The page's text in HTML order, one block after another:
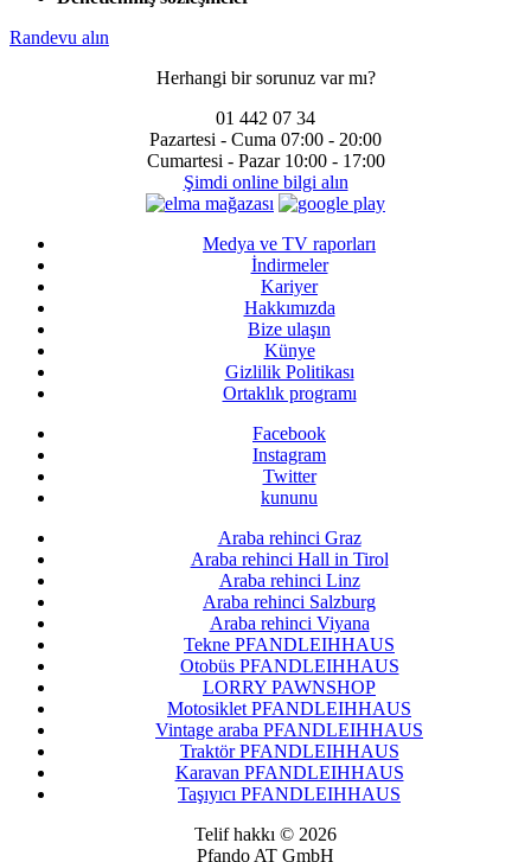
Randevu alın
Herhangi bir sorunuz var mı?
01 442 07 34
Pazartesi - Cuma 07:00 - 20:00
Cumartesi - Pazar 10:00 - 17:00
Şimdi online bilgi alın
Medya ve TV raporları
İndirmeler
Kariyer
Hakkımızda
Bize ulaşın
Künye
Gizlilik Politikası
Ortaklık programı
Facebook
Instagram
Twitter
kununu
Araba rehinci Graz
Araba rehinci Hall in Tirol
Araba rehinci Linz
Araba rehinci Salzburg
Araba rehinci Viyana
Tekne PFANDLEIHHAUS
Otobüs PFANDLEIHHAUS
LORRY PAWNSHOP
Motosiklet PFANDLEIHHAUS
Vintage araba PFANDLEIHHAUS
Traktör PFANDLEIHHAUS
Karavan PFANDLEIHHAUS
Taşıyıcı PFANDLEIHHAUS
Telif hakkı © 2026
Pfando AT GmbH